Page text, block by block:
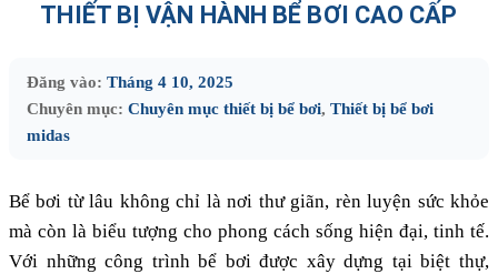
THIẾT BỊ VẬN HÀNH BỂ BƠI CAO CẤP
Đăng vào: Tháng 4 10, 2025
Chuyên mục: Chuyên mục thiết bị bể bơi, Thiết bị bể bơi
midas
Bể bơi từ lâu không chỉ là nơi thư giãn, rèn luyện sức khỏe
mà còn là biểu tượng cho phong cách sống hiện đại, tinh tế.
Với những công trình bể bơi được xây dựng tại biệt thự,